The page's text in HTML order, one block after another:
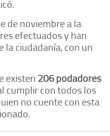
de noviembre a la
efectuados y han
la ciudadanía, con un
existen 206 podadores
cumplir con todos los
no cuente con esta